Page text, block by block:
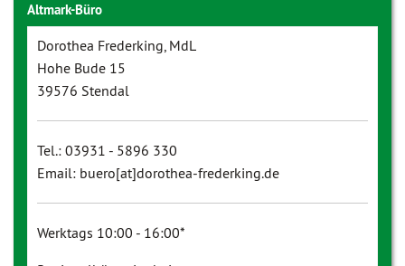
Altmark-Büro
Dorothea Frederking, MdL
Hohe Bude 15
39576 Stendal
Tel.: 03931 - 5896 330
Email: buero[at]dorothea-frederking.de
Werktags 10:00 - 16:00*